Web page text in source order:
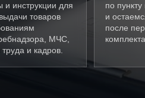
и инструкции для
товаров
МЧС,
и кадров.
по
и
после